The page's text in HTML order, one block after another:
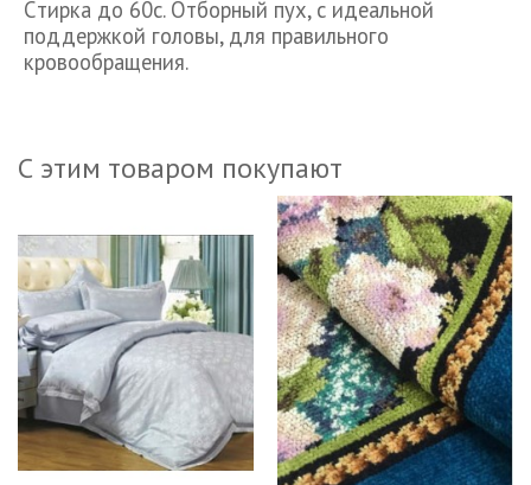
Cтирка до 60с. Отборный пух, с идеальной
поддержкой головы, для правильного
кровообращения.
С этим товаром покупают